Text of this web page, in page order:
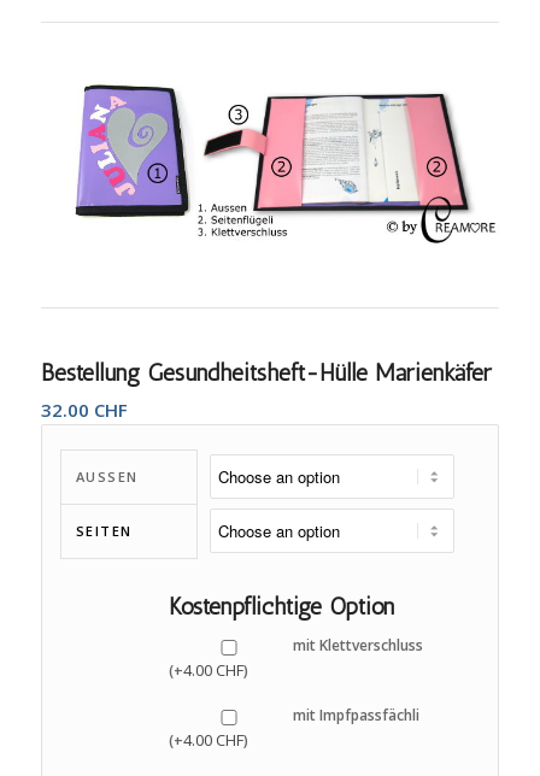
Bestellung Gesundheitsheft-Hülle Marienkäfer
32.00 CHF
AUSSEN
SEITEN
Kostenpflichtige Option
mit Klettverschluss
(+4.00 CHF)
mit Impfpassfächli
(+4.00 CHF)